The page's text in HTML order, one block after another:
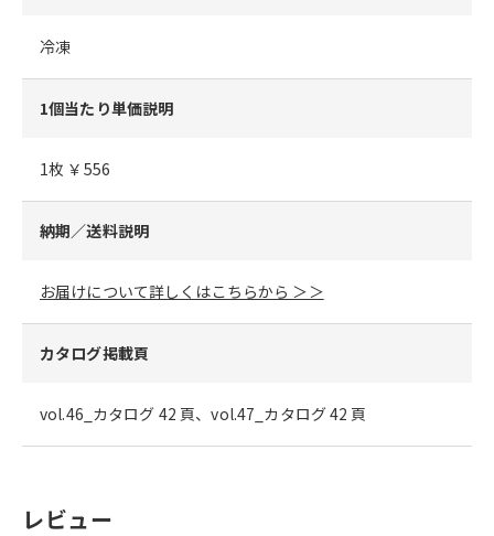
冷凍
1個当たり単価説明
1枚 ￥556
納期／送料説明
お届けについて詳しくはこちらから ＞＞
カタログ掲載頁
vol.46_カタログ 42 頁、vol.47_カタログ 42 頁
レビュー